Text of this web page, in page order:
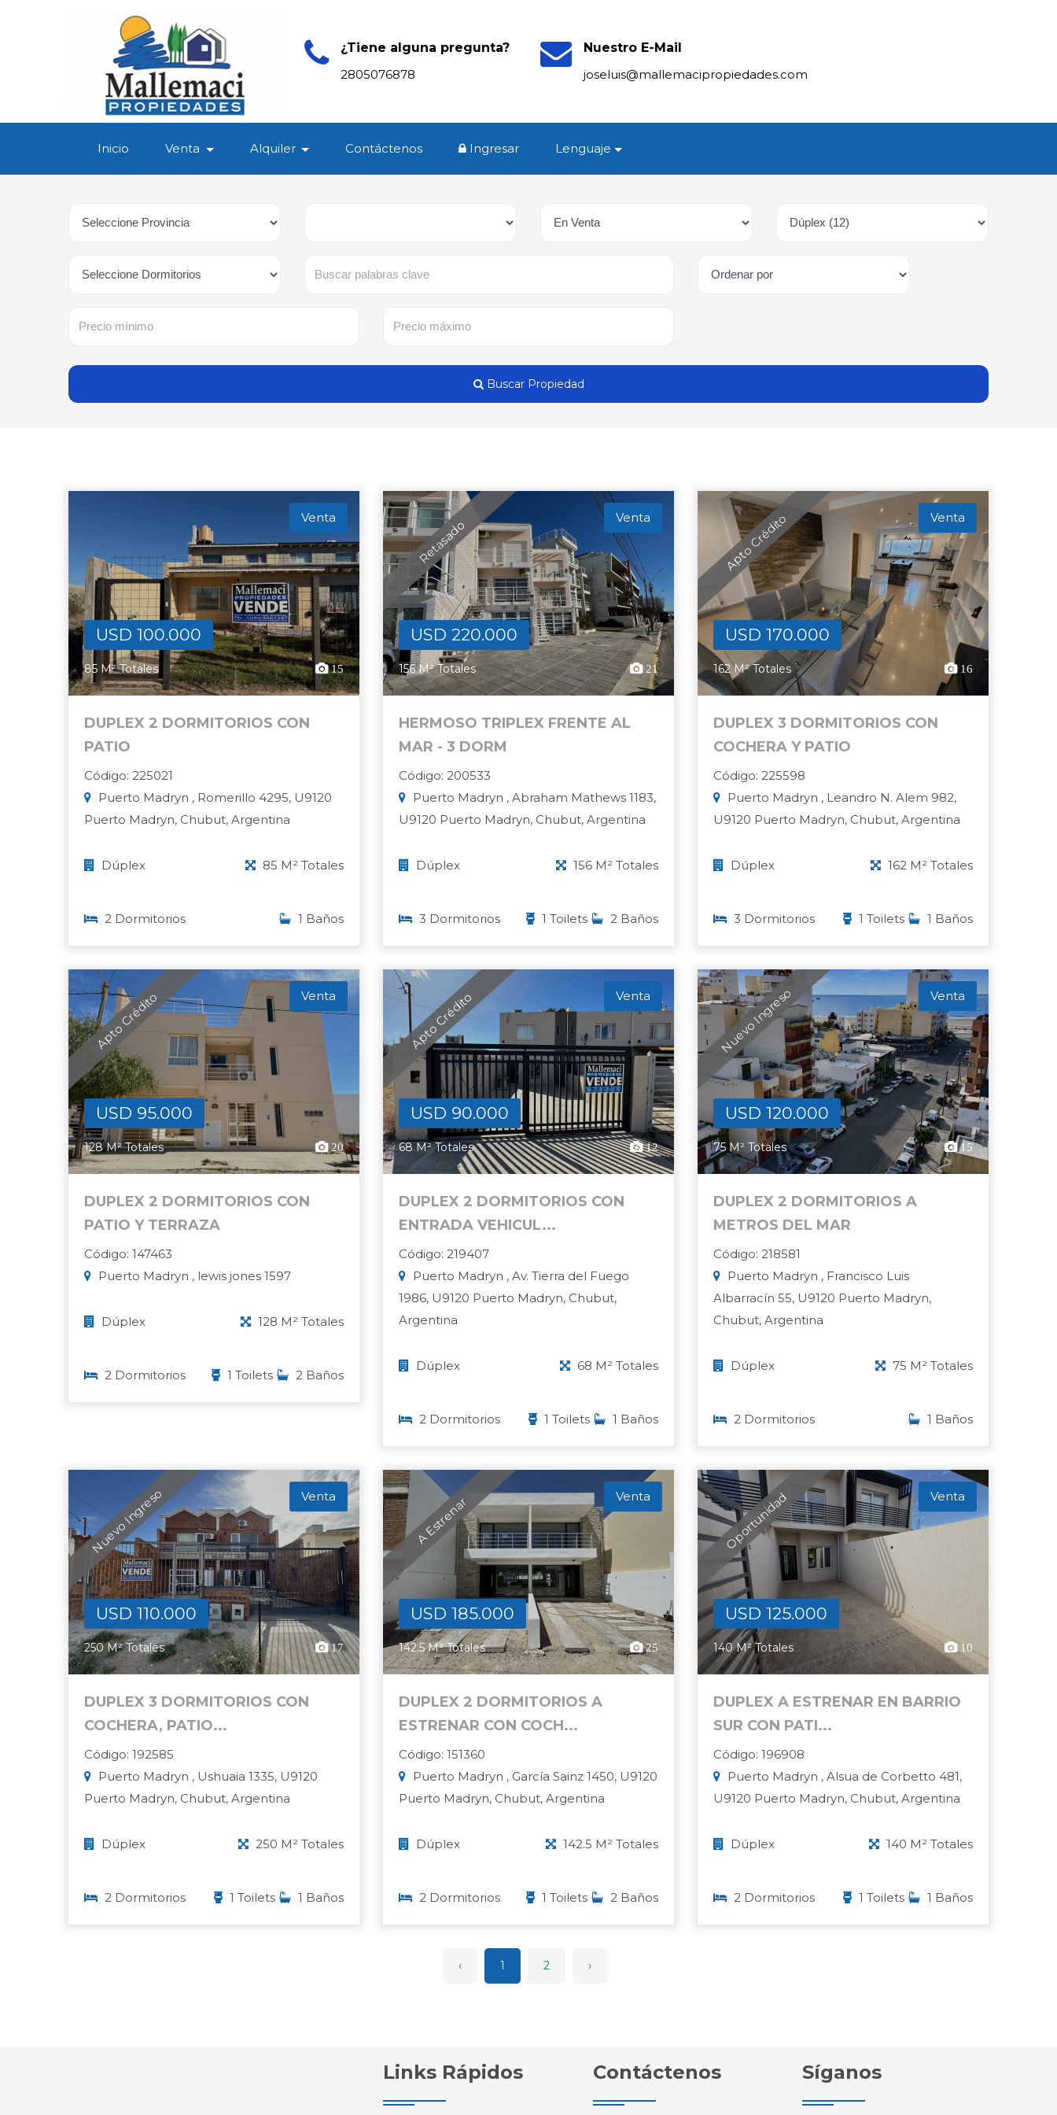
¿Tiene alguna pregunta?
2805076878
Nuestro E-Mail
joseluis@mallemacipropiedades.com
Inicio Venta Alquiler Contáctenos Ingresar Lenguaje
Buscar Propiedad
Venta
USD 100.000
85 M² Totales 15
DUPLEX 2 DORMITORIOS CON
PATIO
Código: 225021
Puerto Madryn , Romerillo 4295, U9120
Puerto Madryn, Chubut, Argentina
Dúplex 85 M² Totales
2 Dormitorios 1 Baños
Retasado Venta
USD 220.000
156 M² Totales 21
HERMOSO TRIPLEX FRENTE AL
MAR - 3 DORM
Código: 200533
Puerto Madryn , Abraham Mathews 1183,
U9120 Puerto Madryn, Chubut, Argentina
Dúplex 156 M² Totales
3 Dormitorios 2 Baños
1 Toilets
Apto Crédito Venta
USD 170.000
162 M² Totales 16
DUPLEX 3 DORMITORIOS CON
COCHERA Y PATIO
Código: 225598
Puerto Madryn , Leandro N. Alem 982,
U9120 Puerto Madryn, Chubut, Argentina
Dúplex 162 M² Totales
3 Dormitorios 1 Baños
1 Toilets
Apto Crédito Venta
USD 95.000
128 M² Totales 20
DUPLEX 2 DORMITORIOS CON
PATIO Y TERRAZA
Código: 147463
Puerto Madryn , lewis jones 1597
Dúplex 128 M² Totales
2 Dormitorios 2 Baños
1 Toilets
Apto Crédito Venta
USD 90.000
68 M² Totales 12
DUPLEX 2 DORMITORIOS CON
ENTRADA VEHICUL...
Código: 219407
Puerto Madryn , Av. Tierra del Fuego
1986, U9120 Puerto Madryn, Chubut,
Argentina
Dúplex 68 M² Totales
2 Dormitorios 1 Baños
1 Toilets
Nuevo Ingreso Venta
USD 120.000
75 M² Totales 15
DUPLEX 2 DORMITORIOS A
METROS DEL MAR
Código: 218581
Puerto Madryn , Francisco Luis
Albarracín 55, U9120 Puerto Madryn,
Chubut, Argentina
Dúplex 75 M² Totales
2 Dormitorios 1 Baños
Nuevo Ingreso Venta
USD 110.000
250 M² Totales 17
DUPLEX 3 DORMITORIOS CON
COCHERA, PATIO...
Código: 192585
Puerto Madryn , Ushuaia 1335, U9120
Puerto Madryn, Chubut, Argentina
Dúplex 250 M² Totales
2 Dormitorios 1 Baños
1 Toilets
A Estrenar Venta
USD 185.000
142.5 M² Totales 25
DUPLEX 2 DORMITORIOS A
ESTRENAR CON COCH...
Código: 151360
Puerto Madryn , García Sainz 1450, U9120
Puerto Madryn, Chubut, Argentina
Dúplex 142.5 M² Totales
2 Dormitorios 2 Baños
1 Toilets
Oportunidad Venta
USD 125.000
140 M² Totales 10
DUPLEX A ESTRENAR EN BARRIO
SUR CON PATI...
Código: 196908
Puerto Madryn , Alsua de Corbetto 481,
U9120 Puerto Madryn, Chubut, Argentina
Dúplex 140 M² Totales
2 Dormitorios 1 Baños
1 Toilets
‹ 1 2 ›
Links Rápidos Contáctenos Síganos